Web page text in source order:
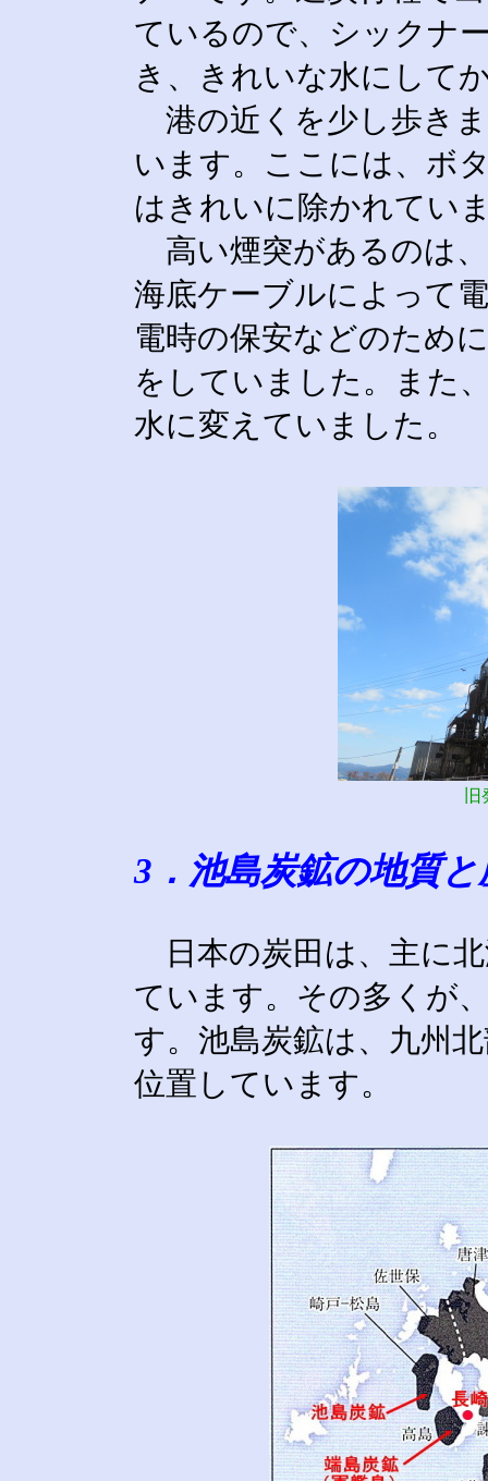
ているので、シックナ
き、きれいな水にして
港の近くを少し歩き
います。ここには、ボ
はきれいに除かれてい
高い煙突があるのは
海底ケーブルによって
電時の保安などのため
をしていました。また
水に変えていました。
3．池島炭鉱の地質と
日本の炭田は、主に
ています。その多くが
す。池島炭鉱は、九州
位置しています。